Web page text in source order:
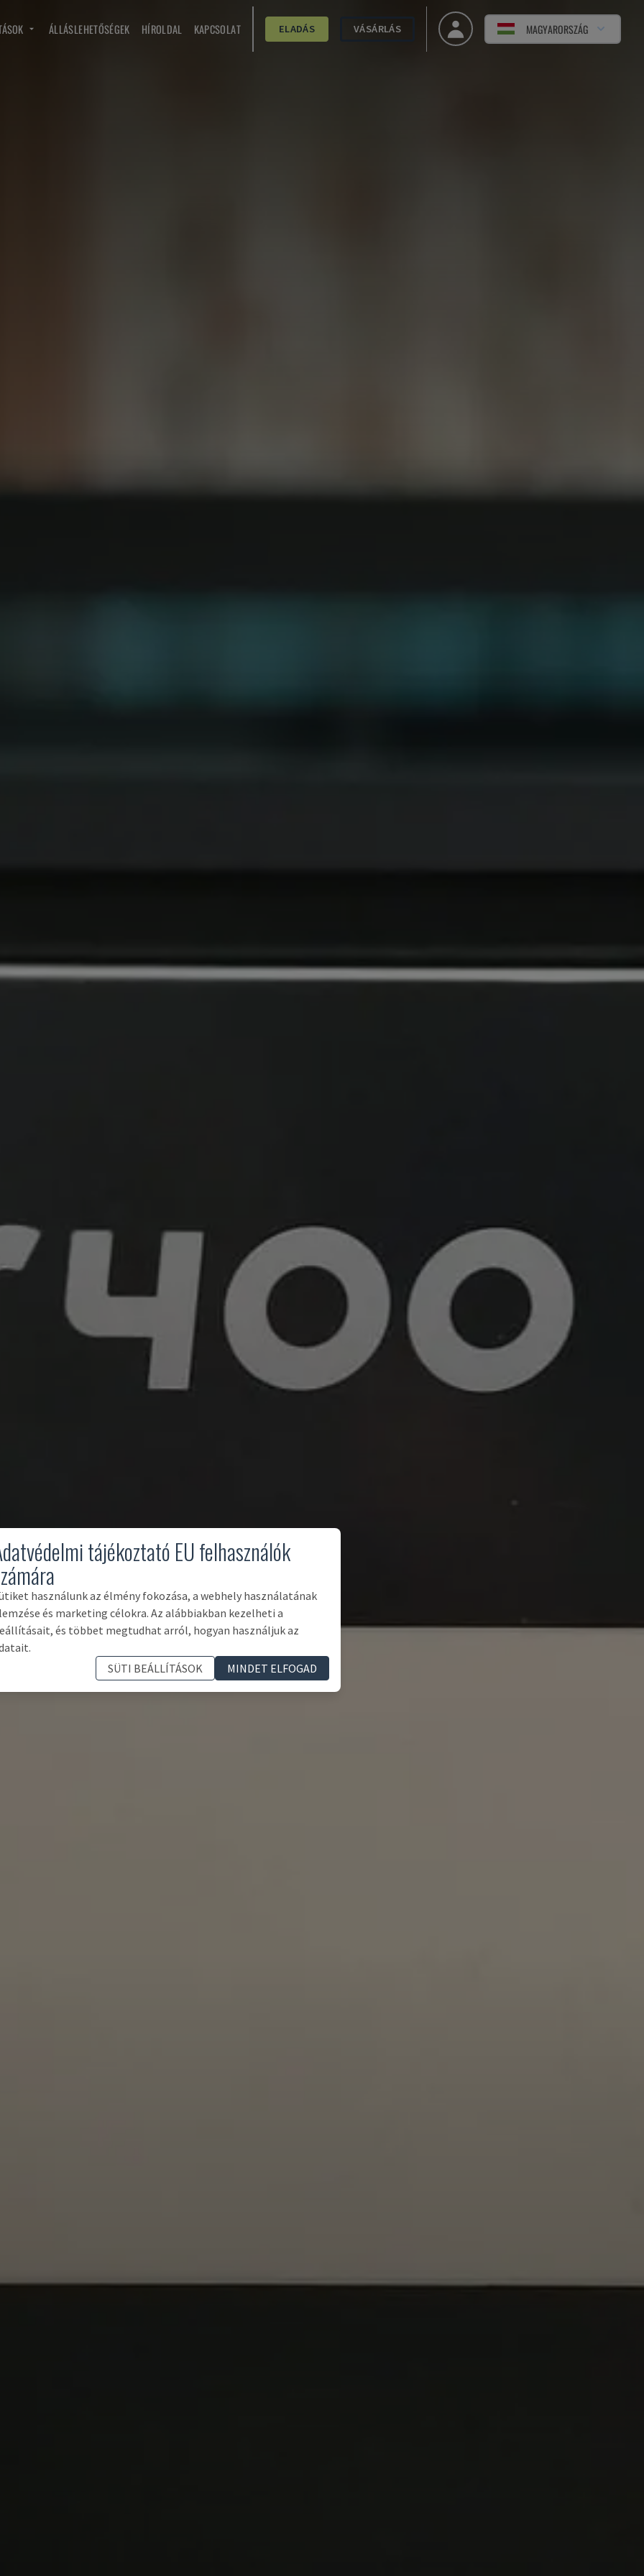
ÁLLÁSLEHETŐSÉGEK HÍROLDAL KAPCSOLAT ELADÁS VÁSÁRLÁS MAGYARORSZÁG
tájékoztató EU felhasználók
használunk az élmény fokozása, a webhely használatának
és marketing célokra. Az alábbiakban kezelheti a
és többet megtudhat arról, hogyan használjuk az
SÜTI BEÁLLÍTÁSOK
MINDET ELFOGAD